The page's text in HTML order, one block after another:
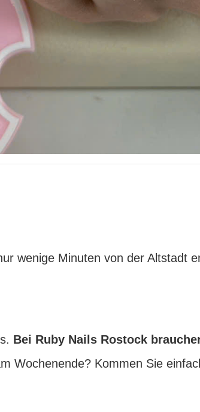
wenige Minuten von der Altstadt
Bei Ruby Nails Rostock
Wochenende? Kommen Sie